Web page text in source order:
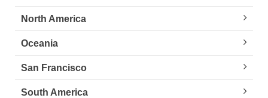
North America
Oceania
San Francisco
South America